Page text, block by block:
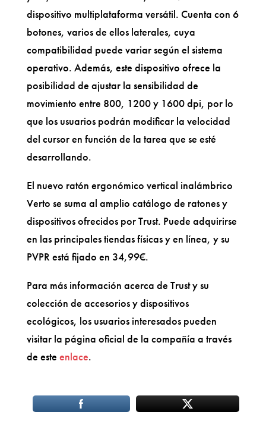
dispositivo multiplataforma versátil. Cuenta con 6
botones, varios de ellos laterales, cuya
compatibilidad puede variar según el sistema
operativo. Además, este dispositivo ofrece la
posibilidad de ajustar la sensibilidad de
movimiento entre 800, 1200 y 1600 dpi, por lo
que los usuarios podrán modificar la velocidad
del cursor en función de la tarea que se esté
desarrollando.
El nuevo ratón ergonómico vertical inalámbrico
Verto se suma al amplio catálogo de ratones y
dispositivos ofrecidos por Trust. Puede adquirirse
en las principales tiendas físicas y en línea, y su
PVPR está fijado en 34,99€.
Para más información acerca de Trust y su
colección de accesorios y dispositivos
ecológicos, los usuarios interesados pueden
visitar la página oficial de la compañía a través
de este enlace.